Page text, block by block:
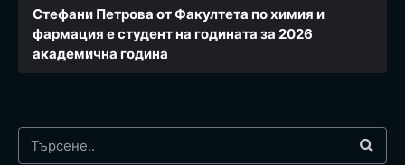
Стефани Петрова от Факултета по химия и
фармация e студент на годината за 2026
академична година